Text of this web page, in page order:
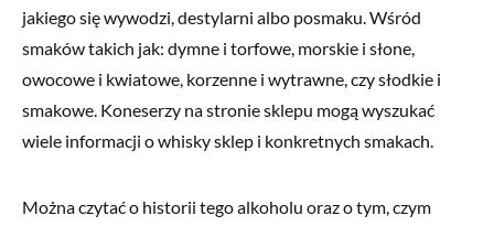
jakiego się wywodzi, destylarni albo posmaku. Wśród
smaków takich jak: dymne i torfowe, morskie i słone,
owocowe i kwiatowe, korzenne i wytrawne, czy słodkie i
smakowe. Koneserzy na stronie sklepu mogą wyszukać
wiele informacji o whisky sklep i konkretnych smakach.
Można czytać o historii tego alkoholu oraz o tym, czym